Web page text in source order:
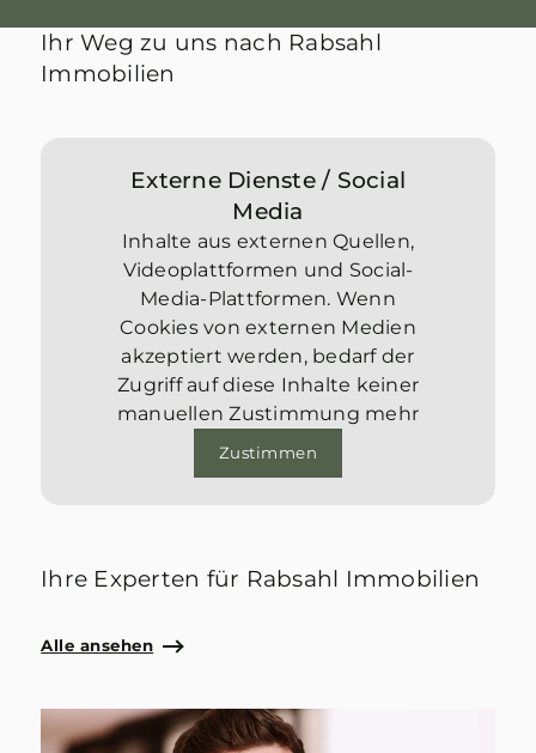
Ihr Weg zu uns nach Rabsahl
Immobilien
Externe Dienste / Social
Media
Inhalte aus externen Quellen,
Videoplattformen und Social-
Media-Plattformen. Wenn
Cookies von externen Medien
akzeptiert werden, bedarf der
Zugriff auf diese Inhalte keiner
manuellen Zustimmung mehr
Zustimmen
Ihre Experten für Rabsahl Immobilien
Alle ansehen